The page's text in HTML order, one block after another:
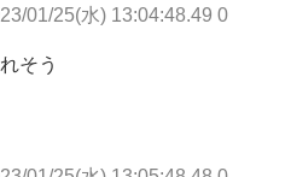
01/25(水) 13:04:48.49 0
そう